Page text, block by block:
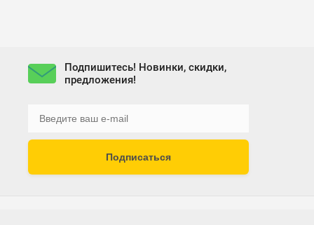
Подпишитесь! Новинки, скидки,
предложения!
Подписаться